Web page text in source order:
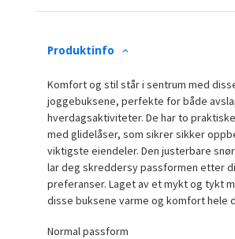
Produktinfo
Komfort og stil står i sentrum med
joggebuksene, perfekte for både
hverdagsaktiviteter. De har to
med glidelåser, som sikrer sikker
viktigste eiendeler. Den justerbare
lar deg skreddersy passformen etter
preferanser. Laget av et mykt og tykt
disse buksene varme og komfort hele
Normal passform